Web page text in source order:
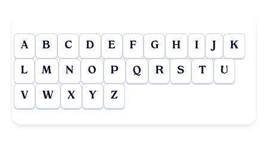
A B C D E F G H I J K
L M N O P Q R S T U
V W X Y Z